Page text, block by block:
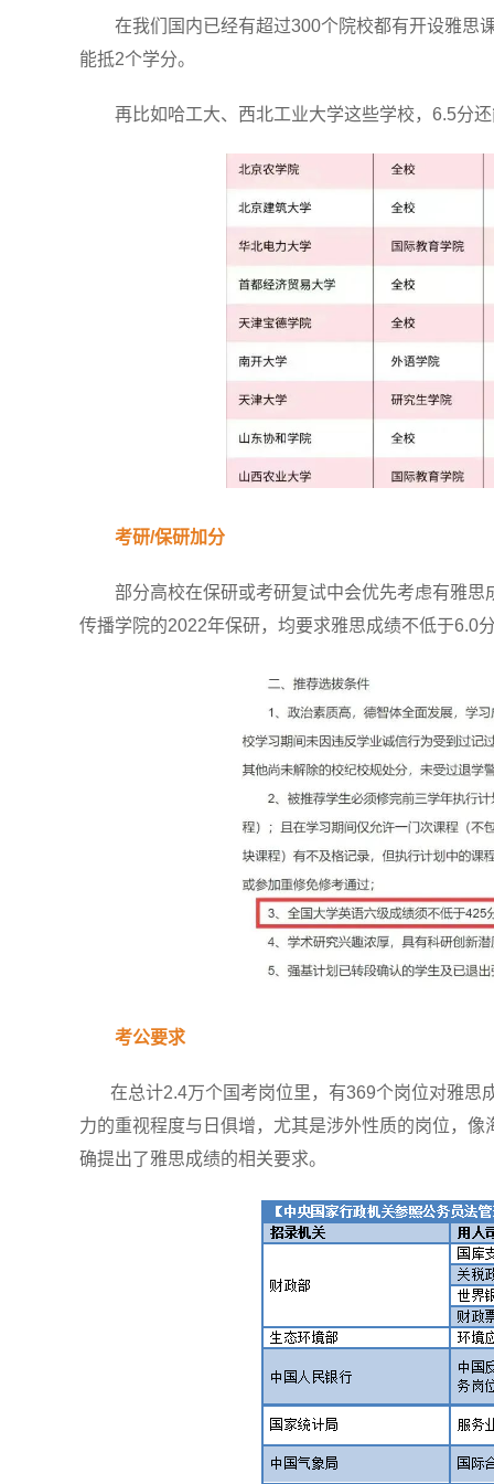
在我们国内已经有超过300个院校都有开设雅思
能抵2个学分。
再比如哈工大、西北工业大学这些学校，6.5分还
考研/保研加分
部分高校在保研或考研复试中会优先考虑有雅思
传播学院的2022年保研，均要求雅思成绩不低于6.0
考公要求
在总计2.4万个国考岗位里，有369个岗位对雅思
力的重视程度与日俱增，尤其是涉外性质的岗位，
确提出了雅思成绩的相关要求。